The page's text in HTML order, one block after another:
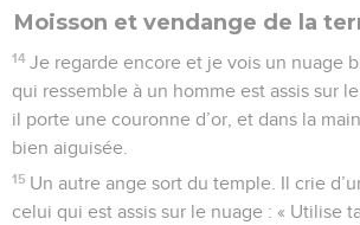
Moisson et vendange de la
14 Je regarde encore et je vois un nuage
qui ressemble à un homme est assis sur
il porte une couronne d’or, et dans la
bien aiguisée.
15 Un autre ange sort du temple. Il crie
celui qui est assis sur le nuage : « Utilise